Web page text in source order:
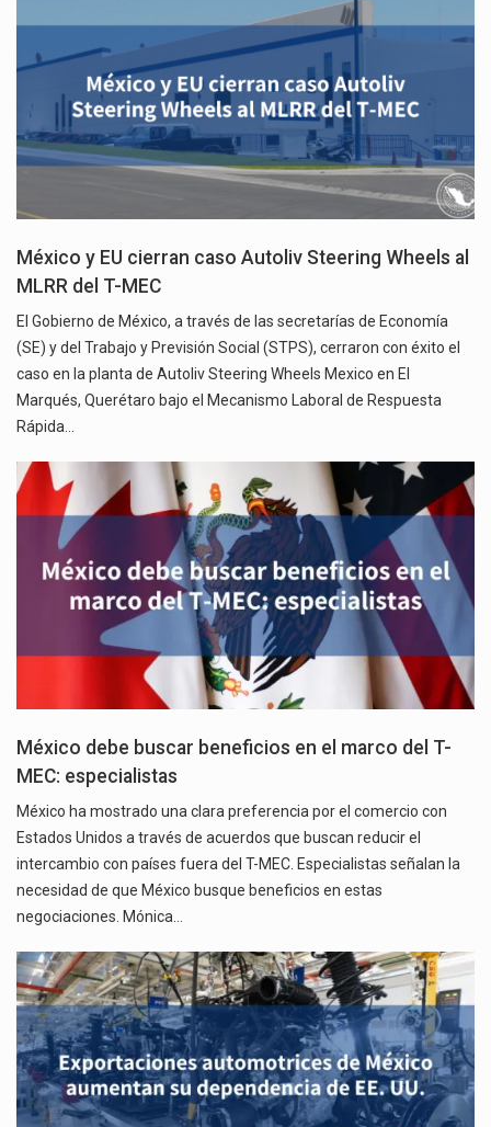
México y EU cierran caso Autoliv Steering Wheels al
MLRR del T-MEC
El Gobierno de México, a través de las secretarías de Economía
(SE) y del Trabajo y Previsión Social (STPS), cerraron con éxito el
caso en la planta de Autoliv Steering Wheels Mexico en El
Marqués, Querétaro bajo el Mecanismo Laboral de Respuesta
Rápida…
México debe buscar beneficios en el marco del T-
MEC: especialistas
México ha mostrado una clara preferencia por el comercio con
Estados Unidos a través de acuerdos que buscan reducir el
intercambio con países fuera del T-MEC. Especialistas señalan la
necesidad de que México busque beneficios en estas
negociaciones. Mónica…